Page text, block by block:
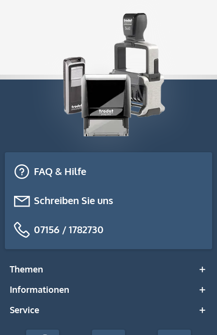
FAQ & Hilfe
Schreiben Sie uns
07156 / 1782730
Themen
Informationen
Service
stempel-